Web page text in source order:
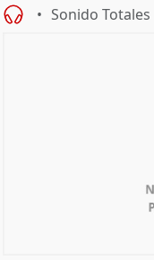
Sonido Totales